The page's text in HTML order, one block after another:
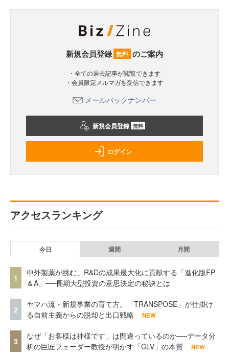
新規会員登録 無料 のご案内
・全ての過去記事が閲覧できます
・会員限定メルマガを受信できます
メールバックナンバー
新規会員登録 無料
ログイン
アクセスランキング
今日 週間 月間
1
中外製薬が挑む、R&Dの成果最大化に貢献する「進化版FP
＆A」──長期大型投資の意思決定の秘訣とは
2
ヤマハ流・新規事業の育て方。「TRANSPOSE」が仕掛け
る自前主義からの脱却と出口戦略
NEW
3
なぜ「お客様は神様です」は間違っているのか──データ分
析の巨匠フェーダー教授が明かす「CLV」の本質
NEW